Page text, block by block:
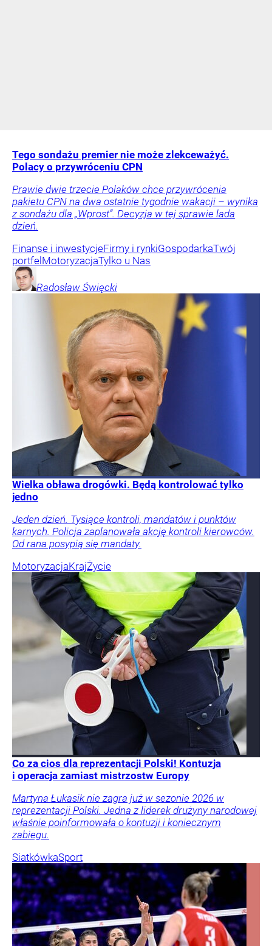
Tego sondażu premier nie może zlekceważyć.
Polacy o przywróceniu CPN
Prawie dwie trzecie Polaków chce przywrócenia
pakietu CPN na dwa ostatnie tygodnie wakacji – wynika
z sondażu dla „Wprost”. Decyzja w tej sprawie lada
dzień.
Finanse i inwestycjeFirmy i rynkiGospodarkaTwój
portfel MotoryzacjaTylko u Nas
Radosław Święcki
Wielka obława drogówki. Będą kontrolować tylko
jedno
Jeden dzień. Tysiące kontroli, mandatów i punktów
karnych. Policja zaplanowała akcję kontroli kierowców.
Od rana posypią się mandaty.
MotoryzacjaKrajŻycie
Co za cios dla reprezentacji Polski! Kontuzja
i operacja zamiast mistrzostw Europy
Martyna Łukasik nie zagra już w sezonie 2026 w
reprezentacji Polski. Jedna z liderek drużyny narodowej
właśnie poinformowała o kontuzji i koniecznym
zabiegu.
SiatkówkaSport